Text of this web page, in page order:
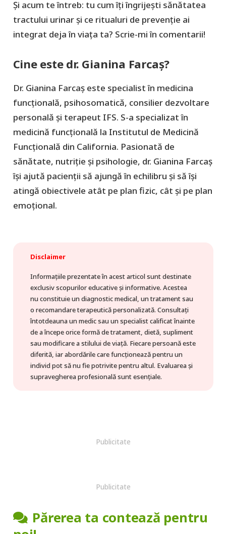
Și acum te întreb: tu cum îți îngrijești sănătatea
tractului urinar și ce ritualuri de prevenție ai
integrat deja în viața ta? Scrie-mi în comentarii!
Cine este dr. Gianina Farcaș?
Dr. Gianina Farcaș este specialist în medicina
funcțională, psihosomatică, consilier dezvoltare
personală și terapeut IFS. S-a specializat în
medicină funcțională la Institutul de Medicină
Funcțională din California. Pasionată de
sănătate, nutriție și psihologie, dr. Gianina Farcaș
își ajută pacienții să ajungă în echilibru și să își
atingă obiectivele atât pe plan fizic, cât și pe plan
emoțional.
Disclaimer
Informațiile prezentate în acest articol sunt destinate
exclusiv scopurilor educative și informative. Acestea
nu constituie un diagnostic medical, un tratament sau
o recomandare terapeutică personalizată. Consultați
întotdeauna un medic sau un specialist calificat înainte
de a începe orice formă de tratament, dietă, supliment
sau modificare a stilului de viață. Fiecare persoană este
diferită, iar abordările care funcționează pentru un
individ pot să nu fie potrivite pentru altul. Evaluarea și
supravegherea profesională sunt esențiale.
Publicitate
Publicitate
Părerea ta contează pentru